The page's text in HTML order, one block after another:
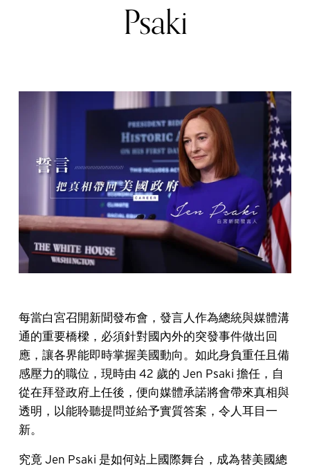
Psaki
每當白宮召開新聞發布會，發言人作為總統與媒體溝
通的重要橋樑，必須針對國內外的突發事件做出回
應，讓各界能即時掌握美國動向。如此身負重任且備
感壓力的職位，現時由 42 歲的 Jen Psaki 擔任，自
從在拜登政府上任後，便向媒體承諾將會帶來真相與
透明，以能聆聽提問並給予實質答案，令人耳目一
新。
究竟 Jen Psaki 是如何站上國際舞台，成為替美國總